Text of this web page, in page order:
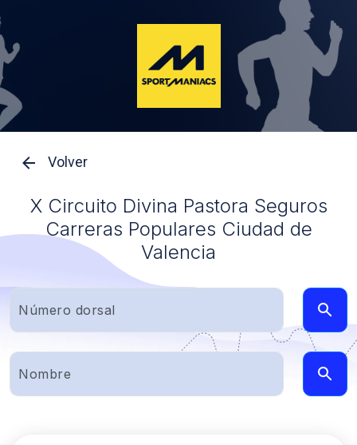
Volver
X Circuito Divina Pastora Seguros
Carreras Populares Ciudad de
Valencia